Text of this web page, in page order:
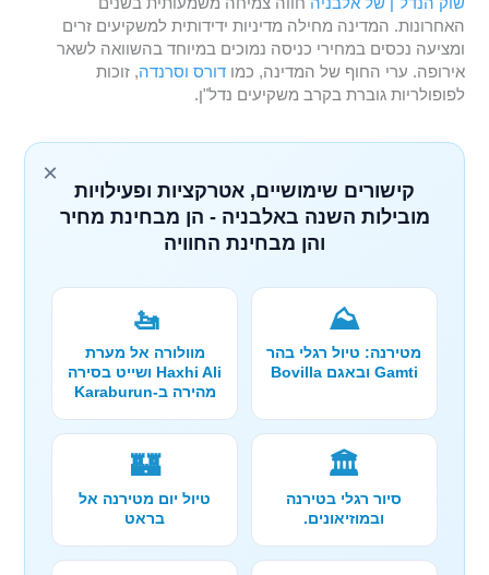
האחרונות. המדינה מחילה מדיניות ידידותית למשקיעים זרים
ומציעה נכסים במחירי כניסה נמוכים במיוחד בהשוואה לשאר
אירופה. ערי החוף של המדינה, כמודורס וסרנדה, זוכות
לפופולריות גוברת בקרב משקיעים נדל"ן.
×
קישורים שימושיים, אטרקציות ופעילויות
מובילות השנה באלבניה - הן מבחינת מחיר
והן מבחינת החוויה
⛰️
מטירנה: טיול רגלי בהר
Gamti ובאגם Bovilla
🚤
מוולורה אל מערת
Haxhi Ali ושייט בסירה
מהירה ב-Karaburun
🏛️
סיור רגלי בטירנה
ובמוזיאונים.
🏰
טיול יום מטירנה אל
בראט